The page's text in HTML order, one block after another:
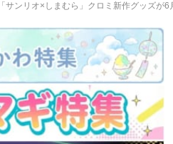
サンリオ×しまむら」クロミ新作グッズが